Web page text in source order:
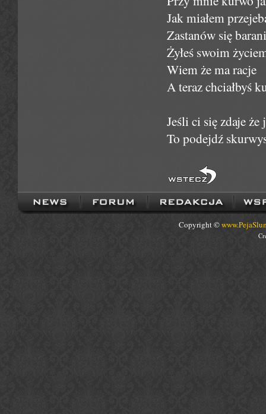
Jak miałem
Zastanów się
Żyłeś swoim
Wiem że ma racje
A teraz chciałbyś
Jeśli ci się zdaje
To podejdź
Copyright ©